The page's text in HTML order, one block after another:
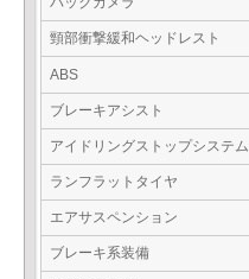
頸部衝撃緩和ヘッドレスト
ABS
ブレーキアシスト
アイドリングストップシステム
ランフラットタイヤ
エアサスペンション
ブレーキ系装備